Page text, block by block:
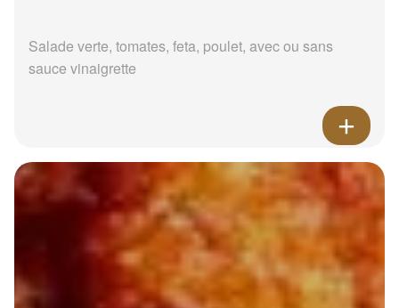
Salade verte, tomates, feta, poulet, avec ou sans
sauce vinaigrette